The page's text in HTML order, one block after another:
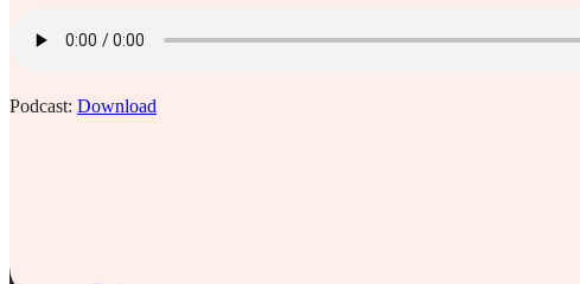
Podcast: Download